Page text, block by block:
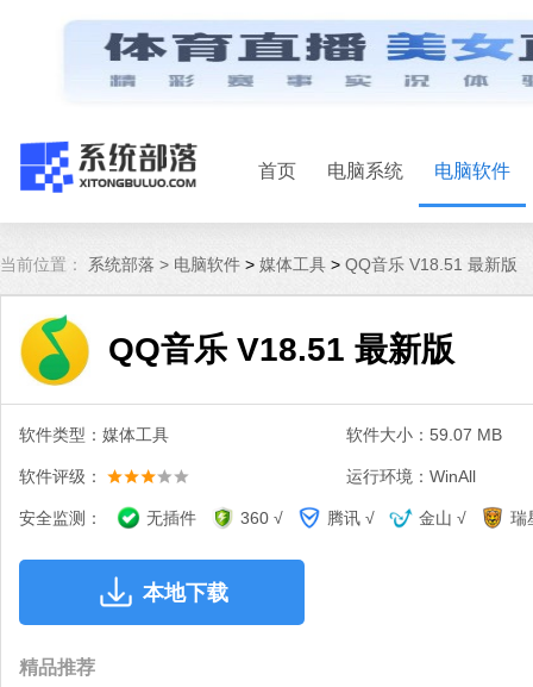
首页 电脑系统 电脑软件
当前位置： 系统部落 > 电脑软件 > 媒体工具 > QQ音乐 V18.51 最新版
QQ音乐 V18.51 最新版
软件类型：媒体工具 软件大小：59.07 MB
软件评级： 运行环境：WinAll
安全监测： 无插件 360 √ 腾讯 √ 金山 √ 瑞
本地下载
精品推荐